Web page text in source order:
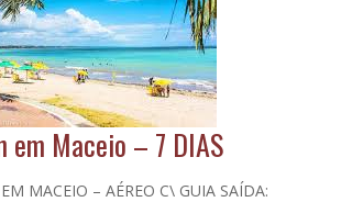
em Maceio – 7 DIAS
MACEIO – AÉREO C\ GUIA SAÍDA: